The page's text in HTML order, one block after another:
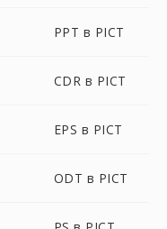
PPT в PICT
CDR в PICT
EPS в PICT
ODT в PICT